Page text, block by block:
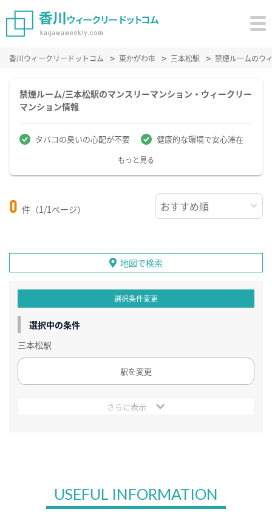
香川ウィークリードットコム 東かがわ市 三本松駅 禁煙ルームのウ
禁煙ルーム/三本松駅のマンスリーマンション・ウィークリー
マンション情報
タバコの臭いの心配が不要 健康的な環境で安心滞在
もっと見る
0 件（1/1ページ）
地図で検索
選択条件変更
選択中の条件
三本松駅
駅を変更
さらに表示
USEFUL INFORMATION